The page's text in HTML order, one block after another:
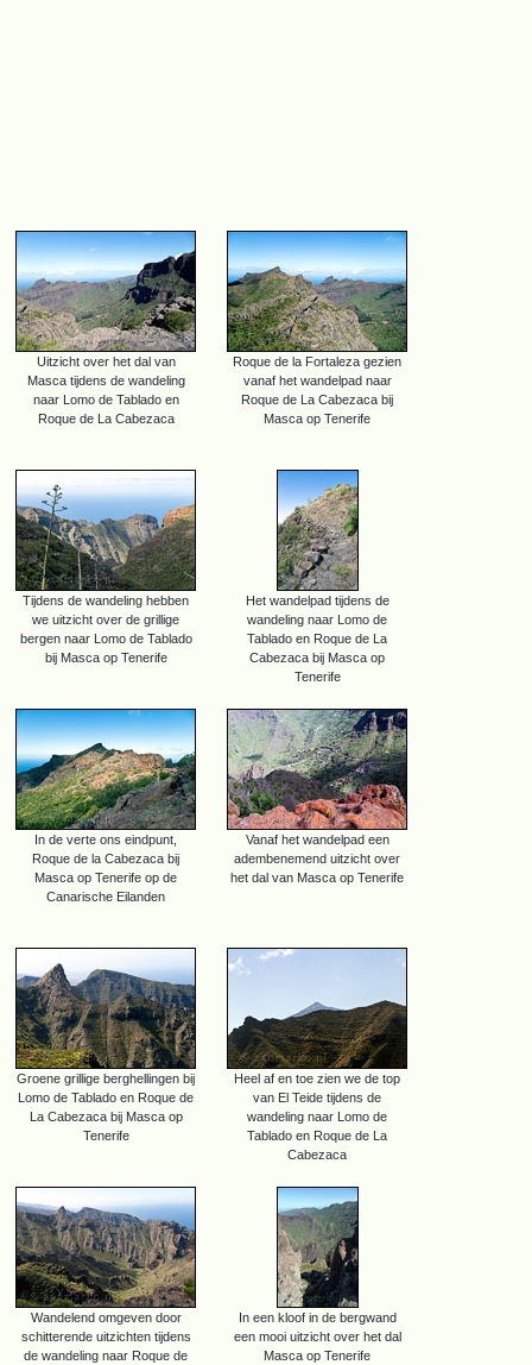
Uitzicht over het dal van
Masca tijdens de wandeling
naar Lomo de Tablado en
Roque de La Cabezaca
Roque de la Fortaleza gezien
vanaf het wandelpad naar
Roque de La Cabezaca bij
Masca op Tenerife
Tijdens de wandeling hebben
we uitzicht over de grillige
bergen naar Lomo de Tablado
bij Masca op Tenerife
Het wandelpad tijdens de
wandeling naar Lomo de
Tablado en Roque de La
Cabezaca bij Masca op
Tenerife
In de verte ons eindpunt,
Roque de la Cabezaca bij
Masca op Tenerife op de
Canarische Eilanden
Vanaf het wandelpad een
adembenemend uitzicht over
het dal van Masca op Tenerife
Groene grillige berghellingen bij
Lomo de Tablado en Roque de
La Cabezaca bij Masca op
Tenerife
Heel af en toe zien we de top
van El Teide tijdens de
wandeling naar Lomo de
Tablado en Roque de La
Cabezaca
Wandelend omgeven door
schitterende uitzichten tijdens
de wandeling naar Roque de
In een kloof in de bergwand
een mooi uitzicht over het dal
Masca op Tenerife